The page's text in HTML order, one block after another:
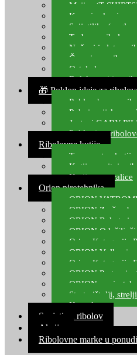
Majice (T-
Kape i rukavice
Svijetiljke
Torbe za
Noževi i alat za
Čamci za prihranu
Ostala kamp
Dalekozori i
🎁 Poklon ideje za
Poklon bon za
Polarizacijske
Jastuci GABY
Pokloni za
Ribolovne kutije
Transportne
Kutije za sitni
Kutije za varalice
Orion pirotehnika
ORION
ORION Zračne
ORION Rakete i
ORION Odašiljači
Orion Kategorija
ORION Vulkani
Orion Kategorija
ORION Party
ORION
Start pištolji,
Kontakt
Savjeti za ribolov
Akcija
Ribolovne marke u ponudi